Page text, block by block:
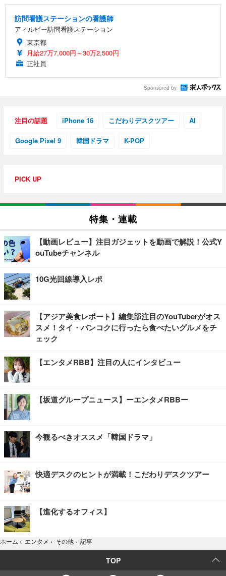
訪問看護ステーションの看護師
アィルビー訪問看護ステーション
東京都
月給27万7,000円～30万2,500円
正社員
Sponsored by
注目の話題 iPhone 16 こだわりデスクツアー AI
Google Pixel 9 韓国ドラマ K-POP
PICK UP
特集・連載
【動画レビュー】注目ガジェットを動画で解説！公式Y
ouTubeチャンネル
10G光回線導入レポ
【アジア美食レポート】編集部注目のYouTuberがオス
スメ！タイ・バンコクに行ったら食べたいグルメをチ
ェック
【エンタメRBB】注目の人にインタビュー
【坂道グループニュース】ーエンタメRBBー
今観るべきオススメ「韓国ドラマ」
快適デスクのヒントが満載！こだわりデスクツアー
【進化するオフィス】
ホーム › エンタメ › その他 › 記事
TOP